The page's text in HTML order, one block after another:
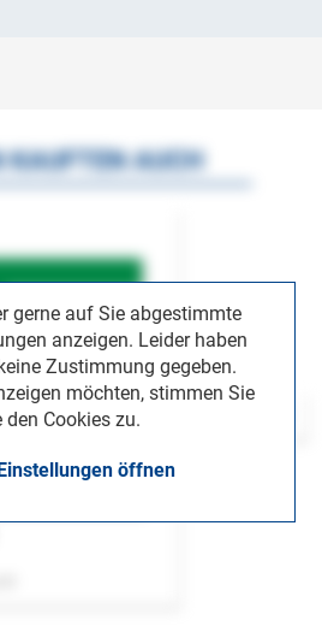
gerne auf Sie abgestimmte
anzeigen. Leider haben
Zustimmung gegeben.
möchten, stimmen Sie
den Cookies zu.
öffnen
KAUFTEN AUCH